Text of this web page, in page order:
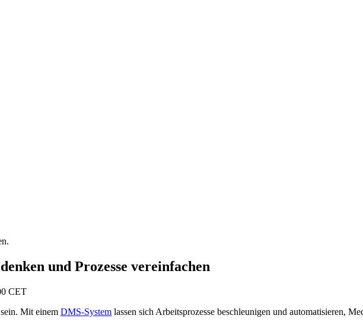
und Prozesse vereinfachen
CET
Mit einem DMS-System lassen sich Arbeitsprozesse beschleunigen und automatisieren,